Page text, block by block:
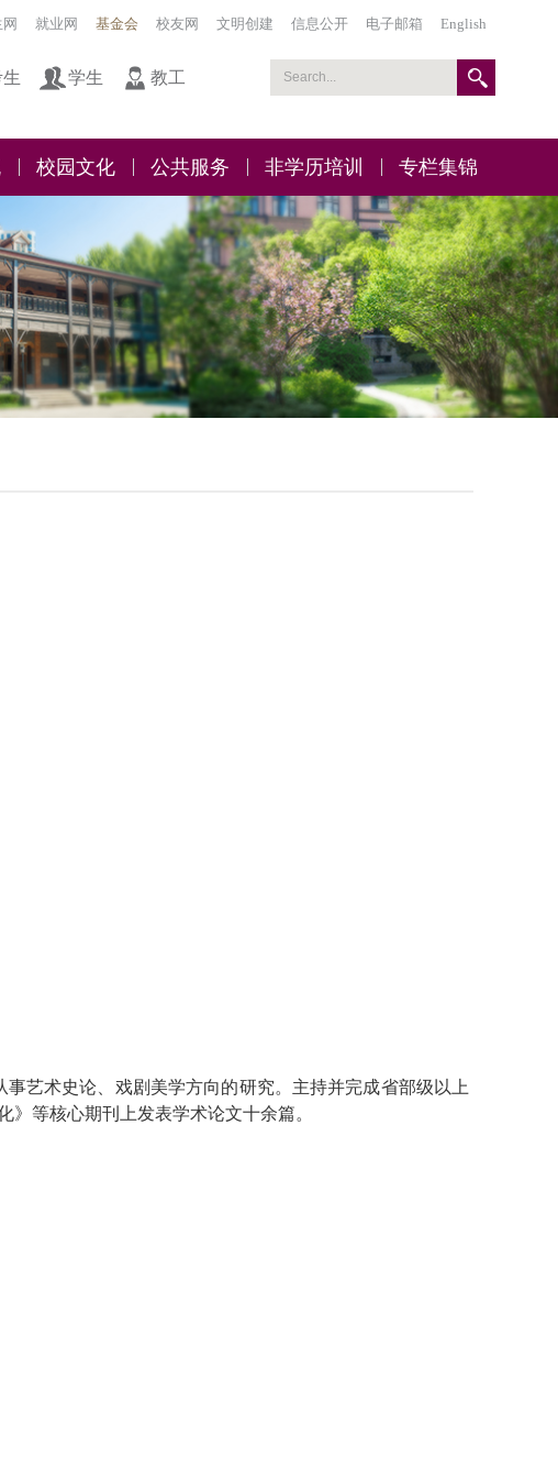
就业网 基金会 校友网 文明创建 信息公开 电子邮箱 English
学生 教工
校园文化 公共服务 非学历培训 专栏集锦
事艺术史论、戏剧美学方向的研究。主持并完成省部级以上
》等核心期刊上发表学术论文十余篇。